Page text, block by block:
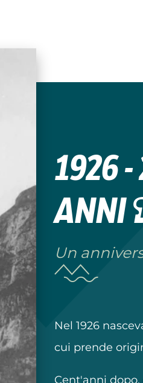
1926
anni
Un
Nel 1926
cui prende
Cent'anni